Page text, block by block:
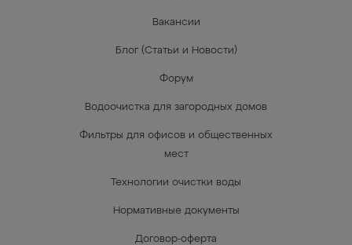
Вакансии
Блог (Статьи и Новости)
Форум
Водоочистка для загородных домов
Фильтры для офисов и общественных
мест
Технологии очистки воды
Нормативные документы
Договор-оферта